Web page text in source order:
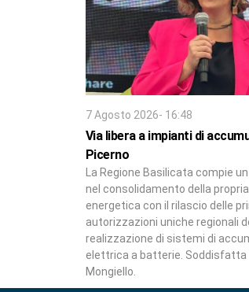
7 Agosto 2026- 16:48
Via libera a impianti di
Picerno
La Regione Basilicata compie
nel consolidamento della
energetica con il rilascio delle
autorizzazioni uniche regionali
realizzazione di sistemi di
elettrica a batterie. Soddisfatta
Mongiello.